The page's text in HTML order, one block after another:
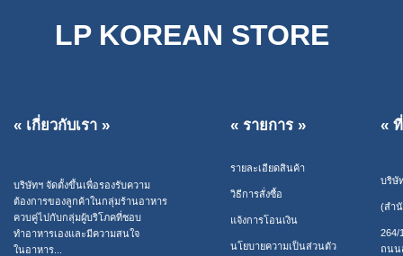
LP KOREAN STORE
« เกี่ยวกับเรา » « รายการ » «
บริษัทฯ จัดตั้งขึ้นเพื่อรองรับความ
ต้องการของลูกค้าในกลุ่มร้านอาหาร
ควบคู่ไปกับกลุ่มผู้บริโภคที่ชอบ
ทำอาหารเองและมีความสนใจ
ในอาหาร...
รายละเอียดสินค้า
วิธีการสั่งซื้อ
แจ้งการโอนเงิน
นโยบายความเป็นส่วนตัว
บริษั
(สำ
264/
ถนน